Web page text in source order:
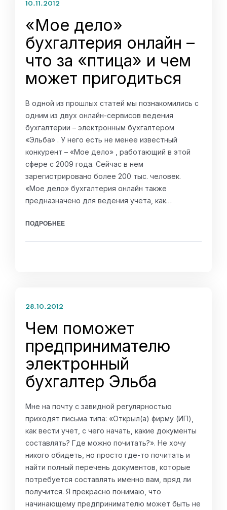
10.11.2012
«Мое дело»
бухгалтерия онлайн –
что за «птица» и чем
может пригодиться
В одной из прошлых статей мы познакомились с
одним из двух онлайн-сервисов ведения
бухгалтерии – электронным бухгалтером
«Эльба» . У него есть не менее известный
конкурент – «Мое дело» , работающий в этой
сфере с 2009 года. Сейчас в нем
зарегистрировано более 200 тыс. человек.
«Мое дело» бухгалтерия онлайн также
предназначено для ведения учета, как…
ПОДРОБНЕЕ
28.10.2012
Чем поможет
предпринимателю
электронный
бухгалтер Эльба
Мне на почту с завидной регулярностью
приходят письма типа: «Открыл(а) фирму (ИП),
как вести учет, с чего начать, какие документы
составлять? Где можно почитать?». Не хочу
никого обидеть, но просто где-то почитать и
найти полный перечень документов, которые
потребуется составлять именно вам, вряд ли
получится. Я прекрасно понимаю, что
начинающему предпринимателю может быть не